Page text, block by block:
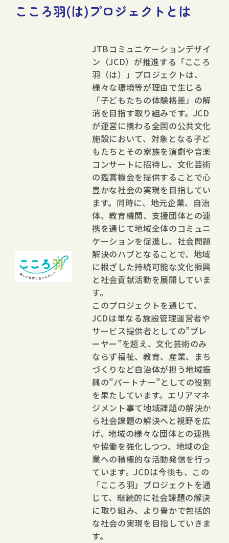
こころ羽(は)プロジェクトとは
JTBコミュニケーションデザイ
ン（JCD）が推進する「こころ
羽（は）」プロジェクトは、
様々な環境等が理由で生じる
「子どもたちの体験格差」の解
消を目指す取り組みです。JCD
が運営に携わる全国の公共文化
施設において、対象となる子ど
もたちとその家族を演劇や音楽
コンサートに招待し、文化芸術
の鑑賞機会を提供することで心
豊かな社会の実現を目指してい
ます。同時に、地元企業、自治
体、教育機関、支援団体との連
携を通じて地域全体のコミュニ
ケーションを促進し、社会問題
解決のハブとなることで、地域
に根ざした持続可能な文化振興
と社会貢献活動を展開していま
す。
このプロジェクトを通じて、
JCDは単なる施設管理運営者や
サービス提供者としての”プレ
ーヤー”を超え、文化芸術のみ
ならず福祉、教育、産業、まち
づくりなど自治体が担う地域振
興の”パートナー”としての役割
を果たしています。エリアマネ
ジメント事て地域課題の解決か
ら社会課題の解決へと視野を広
げ、地域の様々な団体との連携
や協働を強化しつつ、地域の企
業への積極的な活動発信を行っ
ています。JCDは今後も、この
「こころ羽」プロジェクトを通
じて、継続的に社会課題の解決
に取り組み、より豊かで包括的
な社会の実現を目指していきま
す。